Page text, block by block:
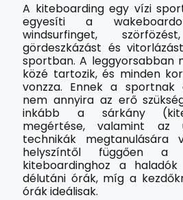
A kiteboarding egy vízi
egyesíti a
windsurfinget,
gördeszkázást és
sportban. A leggyorsabban
közé tartozik, és minden
vonzza. Ennek a sportnak
nem annyira az erő
inkább a sárkány
megértése, valamint az
technikák megtanulására
helyszíntől függően
kiteboardinghoz a
délutáni órák, míg a
órák ideálisak.